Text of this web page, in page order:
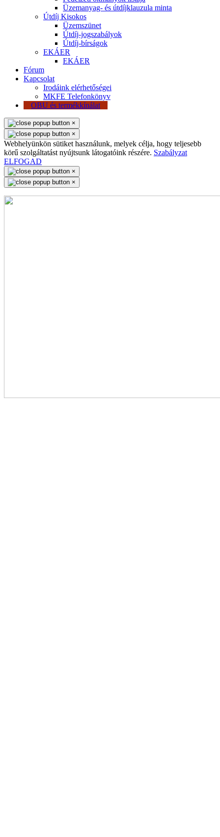
Üzemanyag- és útdíjklauzula minta
Útdíj Kisokos
Üzemszünet
Útdíj-jogszabályok
Útdíj-bírságok
EKÁER
EKÁER
Fórum
Kapcsolat
Irodáink elérhetőségei
MKFE Telefonkönyv
OBU és termékkínálat
×
×
Webhelyünkön sütiket használunk, melyek célja, hogy teljesebb
körű szolgáltatást nyújtsunk látogatóink részére. Szabályzat
ELFOGAD
×
×